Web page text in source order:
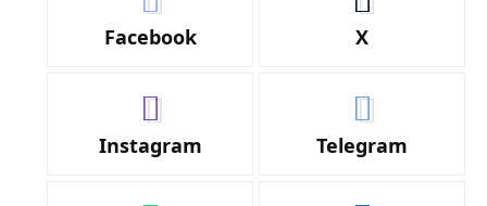
Facebook X
Instagram Telegram